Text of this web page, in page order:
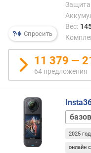
о
т
д
о
р
о
и
х
к
д
е
Спросить
Вес:
11 379 —
64 предложения
Bundle
2025 год
онлайн